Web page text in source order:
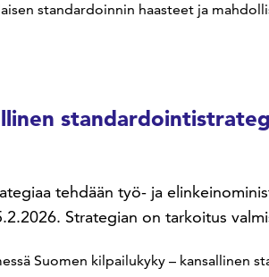
standardoinnin haasteet ja
tehdään työ- ja
Strategian on tarkoitus
Suomen kilpailukyky – kansallinen